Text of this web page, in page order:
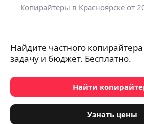
Копирайтеры в Красноярске от
Найдите частного
задачу и бюджет. Бесплатно.
Найти
Узнать цены